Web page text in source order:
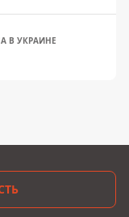
В УКРАИНЕ